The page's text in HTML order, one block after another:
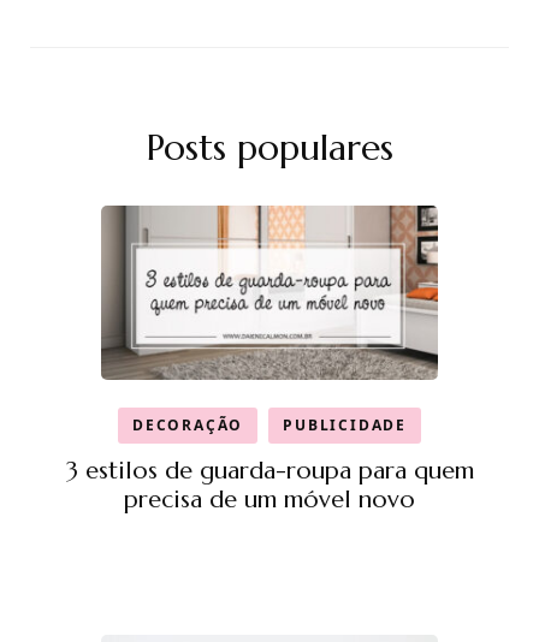
Posts populares
DECORAÇÃO PUBLICIDADE
3 estilos de guarda-roupa para quem
precisa de um móvel novo